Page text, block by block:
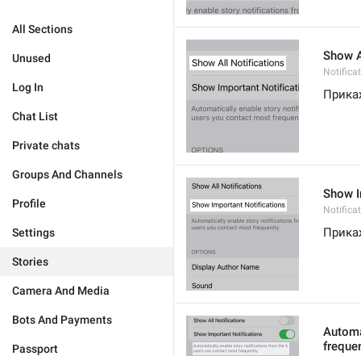
All Sections
Unused
Log In
Chat List
Private chats
Groups And Channels
Profile
Settings
Stories
Camera And Media
Bots And Payments
Passport
Show
Show